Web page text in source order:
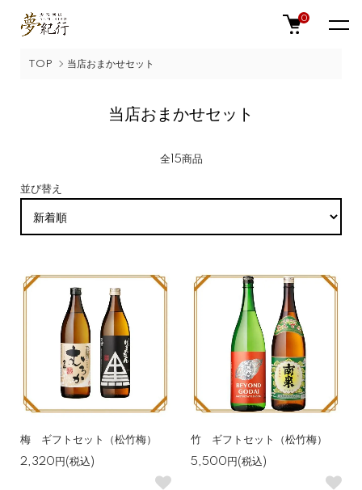
0
TOP 当店おまかせセット
当店おまかせセット
全15商品
並び替え
梅 ギフトセット（松竹梅）
2,320円(税込)
竹 ギフトセット（松竹梅）
5,500円(税込)